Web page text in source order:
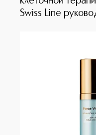
Swiss Line